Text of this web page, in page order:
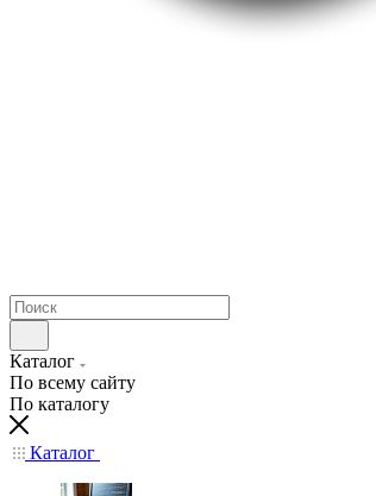
Каталог
По всему сайту
По каталогу
Каталог